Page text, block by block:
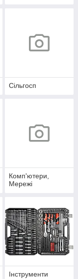
Сільгосп
Комп'ютери,
Мережі
Інструменти